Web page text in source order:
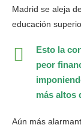
Madrid se aleja
educación
Esto la
peor
más altos
Aún más